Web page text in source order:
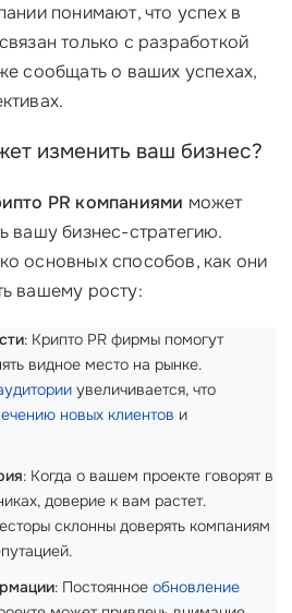
понимают, что успех в
только с разработкой
сообщать о ваших успехах,
изменить ваш бизнес?
PR компаниями может
вашу бизнес-стратегию.
основных способов, как они
вашему росту:
: Крипто PR фирмы помогут
видное место на рынке.
увеличивается, что
новых клиентов и
: Когда о вашем проекте говорят в
доверие к вам растет.
склонны доверять компаниям
: Постоянное обновление